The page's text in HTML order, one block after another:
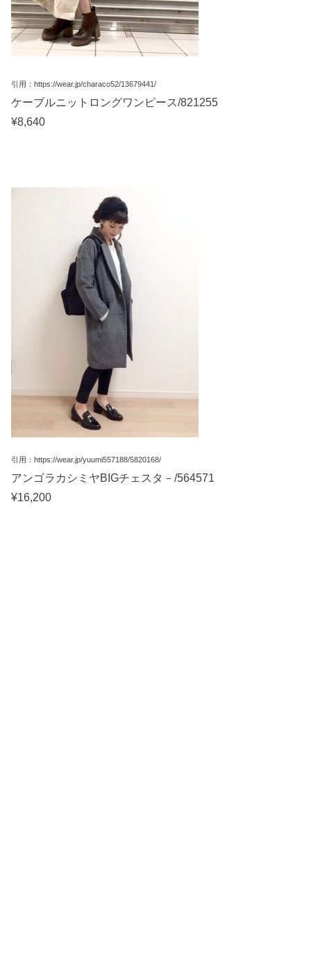
引用：https://wear.jp/characo52/13679441/
ケーブルニットロングワンピース/821255
¥8,640
引用：https://wear.jp/yuumi557188/5820168/
アンゴラカシミヤBIGチェスタ－/564571
¥16,200